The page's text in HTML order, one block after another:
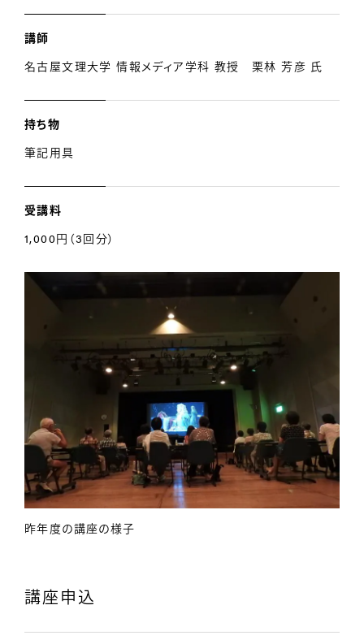
講師
名古屋文理大学 情報メディア学科 教授 栗林 芳彦 氏
持ち物
筆記用具
受講料
1,000円（3回分）
昨年度の講座の様子
講座申込